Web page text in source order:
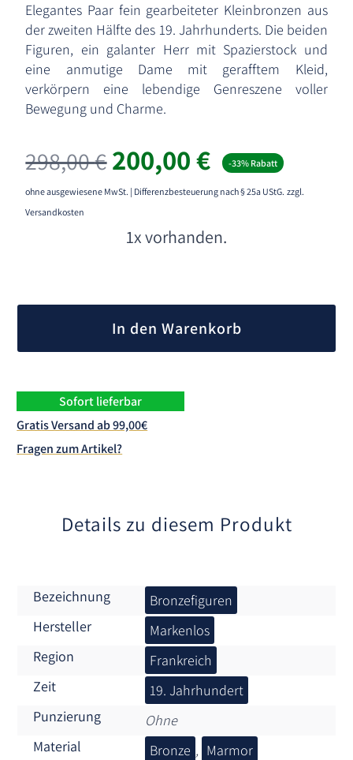
Elegantes Paar fein gearbeiteter Kleinbronzen aus
der zweiten Hälfte des 19. Jahrhunderts. Die beiden
Figuren, ein galanter Herr mit Spazierstock und
eine anmutige Dame mit gerafftem Kleid,
verkörpern eine lebendige Genreszene voller
Bewegung und Charme.
298,00€Ursprünglicher
Preis
war:
200,00€Aktueller
Preis
ist:
-33% Rabatt
ohne ausgewiesene MwSt. | Differenzbesteuerung nach § 25a UStG. zzgl.
Versandkosten
1x vorhanden.
In den Warenkorb
Sofort lieferbar
Gratis Versand ab 99,00€
Fragen zum Artikel?
Details zu diesem Produkt
Bezeichnung
Bronzefiguren
Hersteller
Markenlos
Region
Frankreich
Zeit
19. Jahrhundert
Punzierung
Ohne
Material
Bronze , Marmor